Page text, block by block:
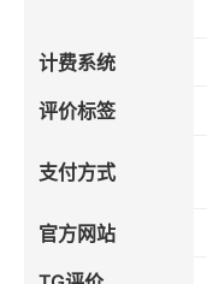
计费系统
评价标签
支付方式
官方网站